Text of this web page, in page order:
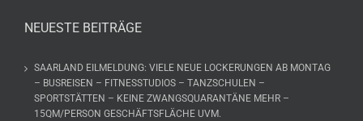
NEUESTE BEITRÄGE
SAARLAND EILMELDUNG: VIELE NEUE LOCKERUNGEN AB MONTAG
– BUSREISEN – FITNESSTUDIOS – TANZSCHULEN –
SPORTSTÄTTEN – KEINE ZWANGSQUARANTÄNE MEHR –
15QM/PERSON GESCHÄFTSFLÄCHE UVM.